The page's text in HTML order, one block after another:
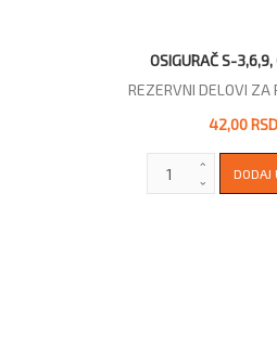
OSIGURAČ S-
REZERVNI DELOVI ZA
42,00 RSD